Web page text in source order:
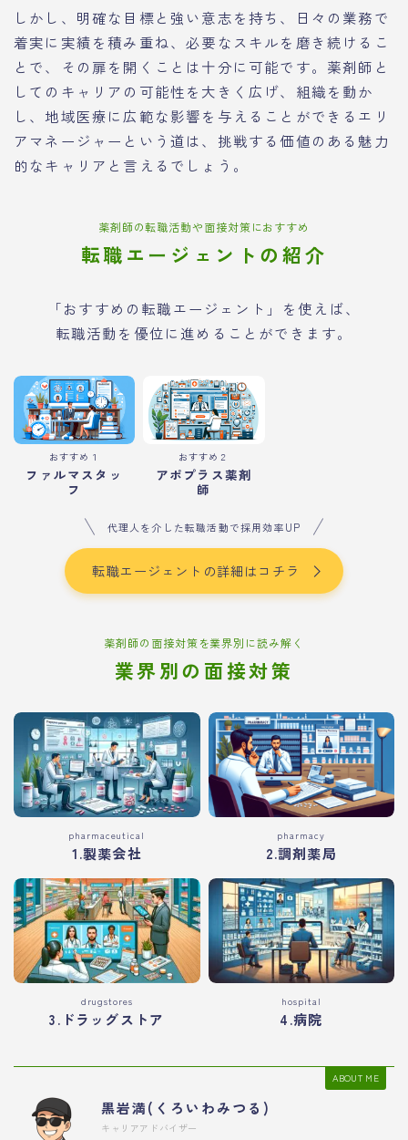
しかし、明確な目標と強い意志を持ち、日々の業務で
着実に実績を積み重ね、必要なスキルを磨き続けるこ
とで、その扉を開くことは十分に可能です。薬剤師と
してのキャリアの可能性を大きく広げ、組織を動か
し、地域医療に広範な影響を与えることができるエリ
アマネージャーという道は、挑戦する価値のある魅力
的なキャリアと言えるでしょう。
薬剤師の転職活動や面接対策におすすめ
転職エージェントの紹介
「おすすめの転職エージェント」を使えば、
転職活動を優位に進めることができます。
おすすめ１
ファルマスタッ
フ
おすすめ２
アポプラス薬剤
師
代理人を介した転職活動で採用効率UP
転職エージェントの詳細はコチラ
薬剤師の面接対策を業界別に読み解く
業界別の面接対策
pharmaceutical
1.製薬会社
pharmacy
2.調剤薬局
drugstores
3.ドラッグストア
hospital
4.病院
ABOUT ME
黒岩満(くろいわみつる)
キャリアアドバイザー